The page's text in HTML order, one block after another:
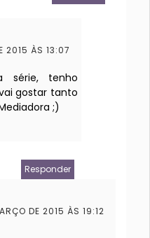
2015 ÀS 13:07
série, tenho
gostar tanto
;)
Responder
DE 2015 ÀS 19:12